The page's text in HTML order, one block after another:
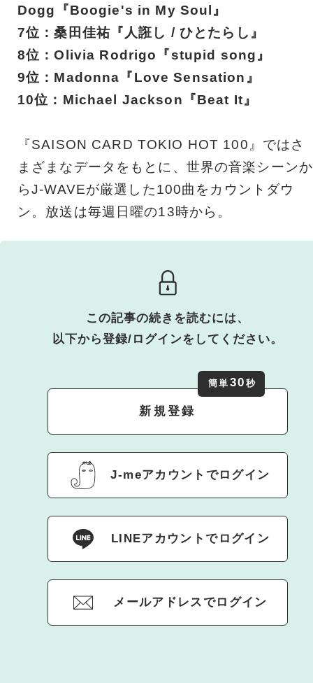
Dogg『Boogie's in My Soul』
7位：桑田佳祐『人誑し / ひとたらし』
8位：Olivia Rodrigo『stupid song』
9位：Madonna『Love Sensation』
10位：Michael Jackson『Beat It』
『SAISON CARD TOKIO HOT 100』ではさ
まざまなデータをもとに、世界の音楽シーンか
らJ-WAVEが厳選した100曲をカウントダウ
ン。放送は毎週日曜の13時から。
この記事の続きを読むには、
以下から登録/ログインをしてください。
新規登録
簡単 30 秒
J-meアカウントでログイン
LINEアカウントでログイン
メールアドレスでログイン